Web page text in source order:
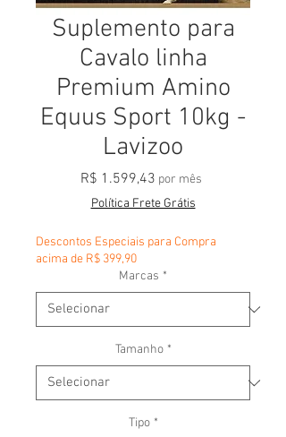
Suplemento para
Cavalo linha
Premium Amino
Equus Sport 10kg -
Lavizoo
R$ 1.599,43Preço
por mês
Política Frete Grátis
Descontos Especiais para Compra
acima de R$ 399,90
Marcas *
Tamanho *
Tipo *